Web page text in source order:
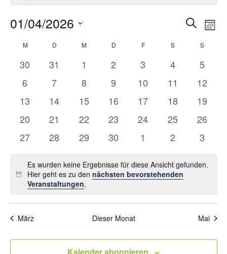
und
SucheMonat
01/04/2026
wählen.
Kalender
von
Veranstaltungen
MMONTAGD DIENSTAG
M MITTWOCH
D DONNERSTAG
FFREITAG SSAMSTAG
S
0
Veranstaltungen
30
0
Veranstaltungen
31
0
Veranstaltungen
1
0
Veranstaltungen
2
0
Veranstaltungen
3
0
4
0
5
0
Veranstaltungen
6
0
Veranstaltungen
7
0
Veranstaltungen
8
0
Veranstaltungen
9
0
Veranstaltungen
10
0
11
0
12
0
Veranstaltungen
13
0
Veranstaltungen
14
0
Veranstaltungen
15
0
Veranstaltungen
16
0
Veranstaltungen
17
0
18
0
19
0
Veranstaltungen
20
0
Veranstaltungen
21
0
Veranstaltungen
22
0
Veranstaltungen
23
0
Veranstaltungen
24
0
25
0
26
0
27
0
28
0
29
0
30
0
1
0
2
0
3
Hinweis
Es wurden keine Ergebnisse für diese Ansicht gefunden.
Hier geht es zu den nächsten bevorstehenden
Veranstaltungen.
März Dieser Monat Mai